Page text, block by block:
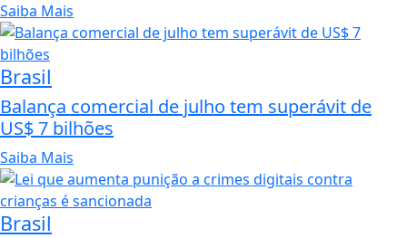
Saiba Mais
Brasil
Balança comercial de julho tem superávit de
US$ 7 bilhões
Saiba Mais
Brasil